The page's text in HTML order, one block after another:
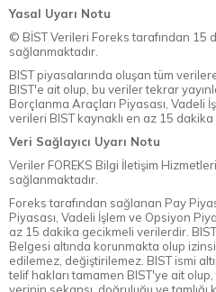
Yasal Uyarı Notu
© BİST Verileri Foreks tarafından 15
sağlanmaktadır.
BIST piyasalarında oluşan tüm
BIST'e ait olup, bu veriler tekrar
Borçlanma Araçları Piyasası, Vadeli
verileri BIST kaynaklı en az 15
Veri Sağlayıcı Uyarı Notu
Veriler FOREKS Bilgi İletişim
sağlanmaktadır.
Foreks tarafından sağlanan Pay
Piyasası, Vadeli İşlem ve Opsiyon
az 15 dakika gecikmeli verilerdir.
Belgesi altında korunmakta olup
edilemez, değiştirilemez. BIST ismi
telif hakları tamamen BIST'ye ait
verinin sekansı, doğruluğu ve